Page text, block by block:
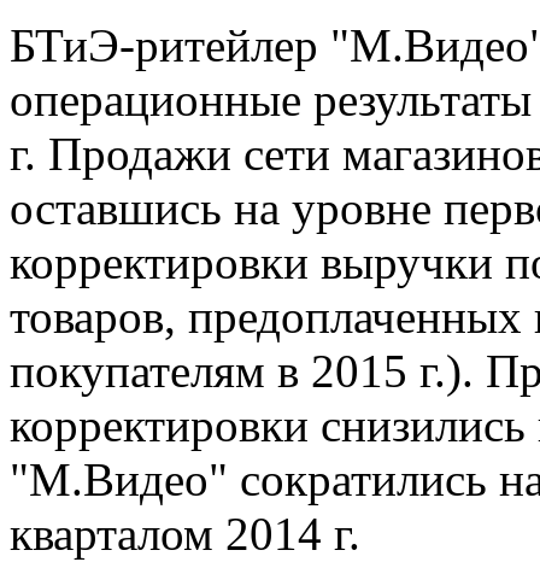
БТиЭ-ритейлер
операционные
г. Продажи сети
оставшись на уровне
корректировки выручки
товаров,
покупателям в 2015 г.).
корректировки
"М.Видео" сократились
кварталом 2014 г.